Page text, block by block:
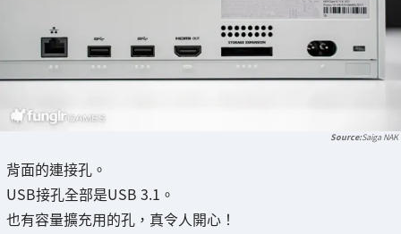
Saiga NAK
背面的連接孔。
USB接孔全部是USB 3.1。
也有容量擴充用的孔，真令人開心！